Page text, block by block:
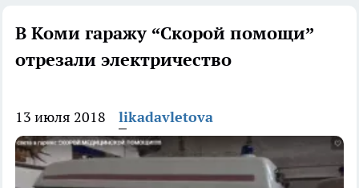
В Коми гаражу “Скорой помощи”
отрезали электричество
13 июля 2018 likadavletova